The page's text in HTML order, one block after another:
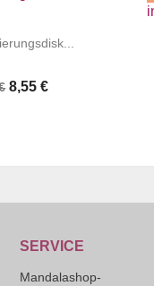
| 
8,55 €
SERVICE
Mandalashop-